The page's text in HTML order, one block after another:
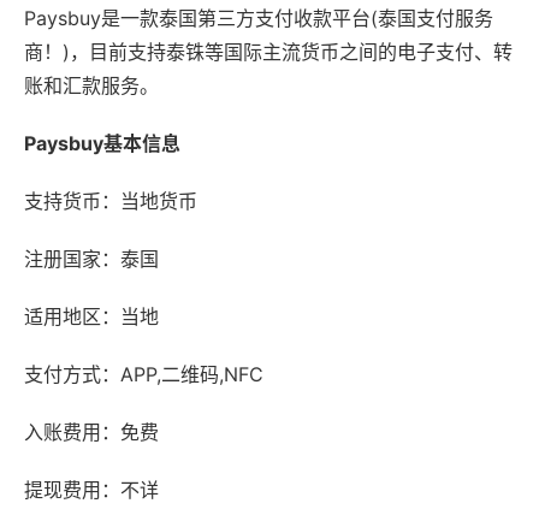
Paysbuy是一款泰国第三方支付收款平台(泰国支付服务
商！)，目前支持泰铢等国际主流货币之间的电子支付、转
账和汇款服务。
Paysbuy基本信息
支持货币：当地货币
注册国家：泰国
适用地区：当地
支付方式：APP,二维码,NFC
入账费用：免费
提现费用：不详